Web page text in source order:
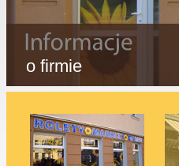
o firmie